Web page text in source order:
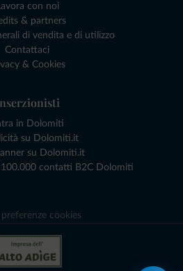
Lavora con noi
& partners
di vendita e di utilizzo
Contattaci
& Cookies
in Dolomiti
su Dolomiti.it
su Dolomiti.it
100.000 contatti B2C Dolomiti
preferenze cookies